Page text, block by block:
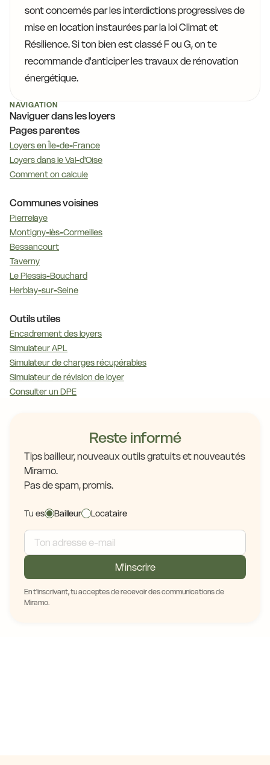
sont concernés par les interdictions progressives de
mise en location instaurées par la loi Climat et
Résilience. Si ton bien est classé F ou G, on te
recommande d'anticiper les travaux de rénovation
énergétique.
NAVIGATION
Naviguer dans les loyers
Pages parentes
Loyers en Île-de-France
Loyers dans le Val-d'Oise
Comment on calcule
Communes voisines
Pierrelaye
Montigny-lès-Cormeilles
Bessancourt
Taverny
Le Plessis-Bouchard
Herblay-sur-Seine
Outils utiles
Encadrement des loyers
Simulateur APL
Simulateur de charges récupérables
Simulateur de révision de loyer
Consulter un DPE
Reste informé
Tips bailleur, nouveaux outils gratuits et nouveautés
Miramo.
Pas de spam, promis.
Tu es Bailleur Locataire
M'inscrire
En t'inscrivant, tu acceptes de recevoir des communications de
Miramo.